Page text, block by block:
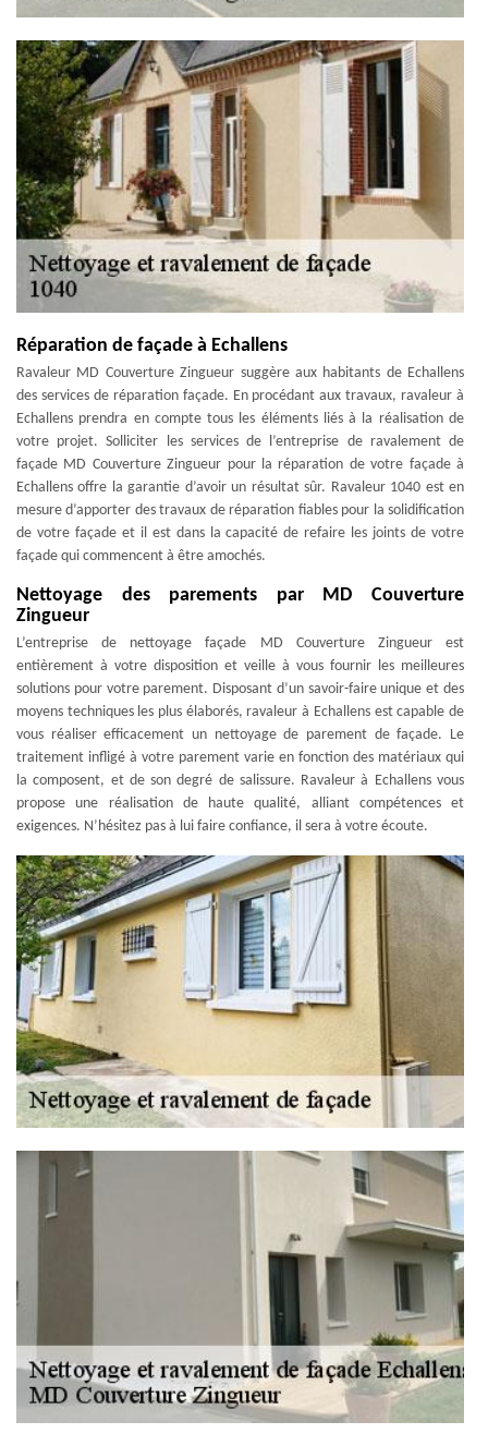
Réparation de façade à Echallens
Ravaleur MD Couverture Zingueur suggère aux habitants de Echallens
des services de réparation façade. En procédant aux travaux, ravaleur à
Echallens prendra en compte tous les éléments liés à la réalisation de
votre projet. Solliciter les services de l’entreprise de ravalement de
façade MD Couverture Zingueur pour la réparation de votre façade à
Echallens offre la garantie d’avoir un résultat sûr. Ravaleur 1040 est en
mesure d’apporter des travaux de réparation fiables pour la solidification
de votre façade et il est dans la capacité de refaire les joints de votre
façade qui commencent à être amochés.
Nettoyage des parements par MD Couverture
Zingueur
L’entreprise de nettoyage façade MD Couverture Zingueur est
entièrement à votre disposition et veille à vous fournir les meilleures
solutions pour votre parement. Disposant d’un savoir-faire unique et des
moyens techniques les plus élaborés, ravaleur à Echallens est capable de
vous réaliser efficacement un nettoyage de parement de façade. Le
traitement infligé à votre parement varie en fonction des matériaux qui
la composent, et de son degré de salissure. Ravaleur à Echallens vous
propose une réalisation de haute qualité, alliant compétences et
exigences. N’hésitez pas à lui faire confiance, il sera à votre écoute.